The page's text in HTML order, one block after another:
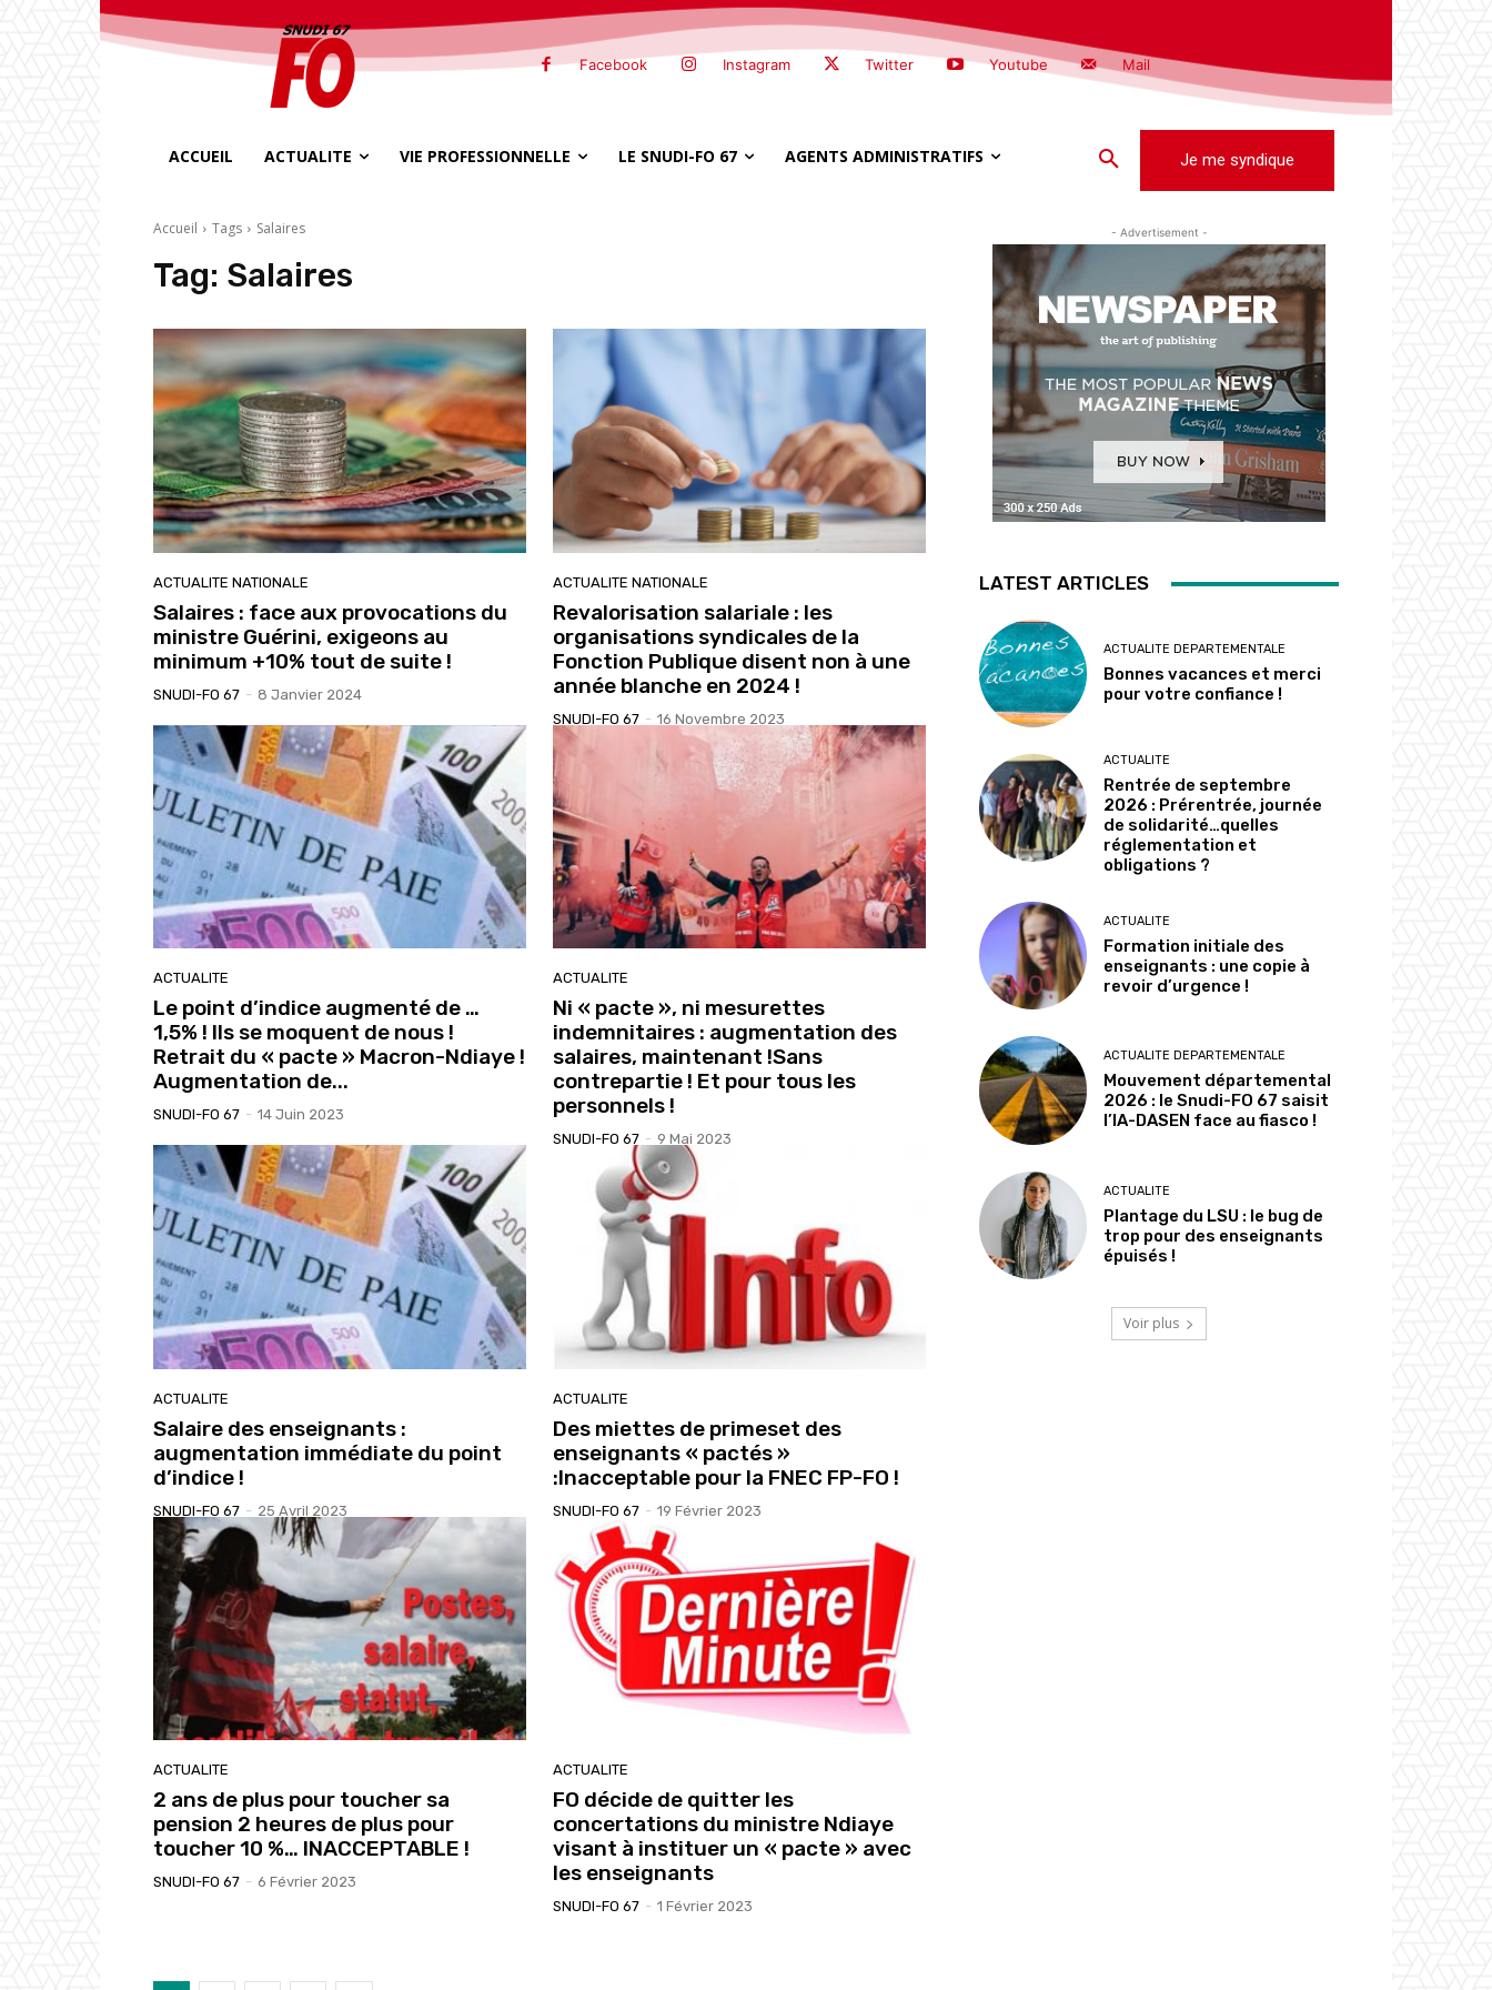
Facebook Instagram Twitter Youtube Mail
ACCUEIL ACTUALITE VIE PROFESSIONNELLE LE SNUDI-FO 67 AGENTS ADMINISTRATIFS Je me syndique
Accueil Tags Salaires
Tag: Salaires
ACTUALITE NATIONALE
Salaires : face aux provocations du
ministre Guérini, exigeons au
minimum +10% tout de suite !
SNUDI-FO 67 - 8 Janvier 2024
ACTUALITE NATIONALE
Revalorisation salariale : les
organisations syndicales de la
Fonction Publique disent non à une
année blanche en 2024 !
SNUDI-FO 67 - 16 Novembre 2023
ACTUALITE
Le point d’indice augmenté de …
1,5% ! Ils se moquent de nous !
Retrait du « pacte » Macron-Ndiaye !
Augmentation de...
SNUDI-FO 67 - 14 Juin 2023
ACTUALITE
Ni « pacte », ni mesurettes
indemnitaires : augmentation des
salaires, maintenant !Sans
contrepartie ! Et pour tous les
personnels !
SNUDI-FO 67 - 9 Mai 2023
ACTUALITE
Salaire des enseignants :
augmentation immédiate du point
d’indice !
SNUDI-FO 67 - 25 Avril 2023
ACTUALITE
Des miettes de primeset des
enseignants « pactés »
:Inacceptable pour la FNEC FP-FO !
SNUDI-FO 67 - 19 Février 2023
ACTUALITE
2 ans de plus pour toucher sa
pension 2 heures de plus pour
toucher 10 %… INACCEPTABLE !
SNUDI-FO 67 - 6 Février 2023
ACTUALITE
FO décide de quitter les
concertations du ministre Ndiaye
visant à instituer un « pacte » avec
les enseignants
SNUDI-FO 67 - 1 Février 2023
- Advertisement -
LATEST ARTICLES
ACTUALITE DEPARTEMENTALE
Bonnes vacances et merci
pour votre confiance !
ACTUALITE
Rentrée de septembre
2026 : Prérentrée, journée
de solidarité…quelles
réglementation et
obligations ?
ACTUALITE
Formation initiale des
enseignants : une copie à
revoir d’urgence !
ACTUALITE DEPARTEMENTALE
Mouvement départemental
2026 : le Snudi-FO 67 saisit
l’IA-DASEN face au fiasco !
ACTUALITE
Plantage du LSU : le bug de
trop pour des enseignants
épuisés !
Voir plus